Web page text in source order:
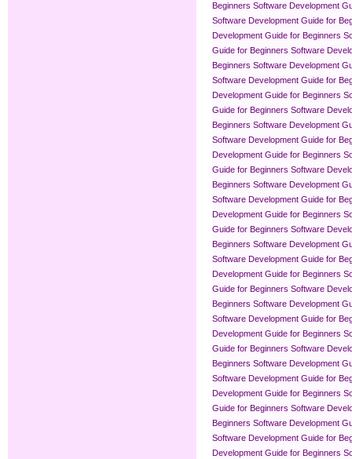
Beginners Software Development
Software Development Guide for
Development Guide for Beginners
Guide for Beginners Software
Beginners Software Development
Software Development Guide for
Development Guide for Beginners
Guide for Beginners Software
Beginners Software Development
Software Development Guide for
Development Guide for Beginners
Guide for Beginners Software
Beginners Software Development
Software Development Guide for
Development Guide for Beginners
Guide for Beginners Software
Beginners Software Development
Software Development Guide for
Development Guide for Beginners
Guide for Beginners Software
Beginners Software Development
Software Development Guide for
Development Guide for Beginners
Guide for Beginners Software
Beginners Software Development
Software Development Guide for
Development Guide for Beginners
Guide for Beginners Software
Beginners Software Development
Software Development Guide for
Development Guide for Beginners